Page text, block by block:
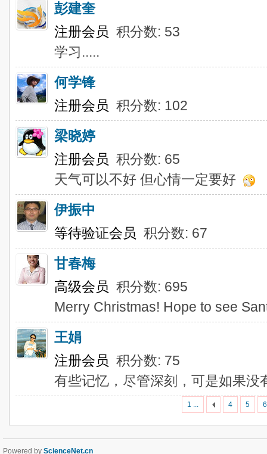
彭建奎
注册会员 积分数: 53
学习.....
何学锋
注册会员 积分数: 102
梁晓婷
注册会员 积分数: 65
天气可以不好 但心情一定要好
伊振中
等待验证会员 积分数: 67
甘春梅
高级会员 积分数: 695
Merry Christmas! Hope to see
王娟
注册会员 积分数: 75
有些记忆，尽管深刻，可是如果没
1 ... 4 5 6
Powered by ScienceNet.cn